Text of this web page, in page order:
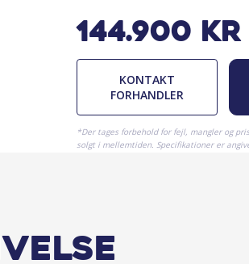
144.900 kr
KONTAKT
FORHANDLER
*Der tages forbehold for fejl, mangler og
solgt i mellemtiden. Specifikationer er